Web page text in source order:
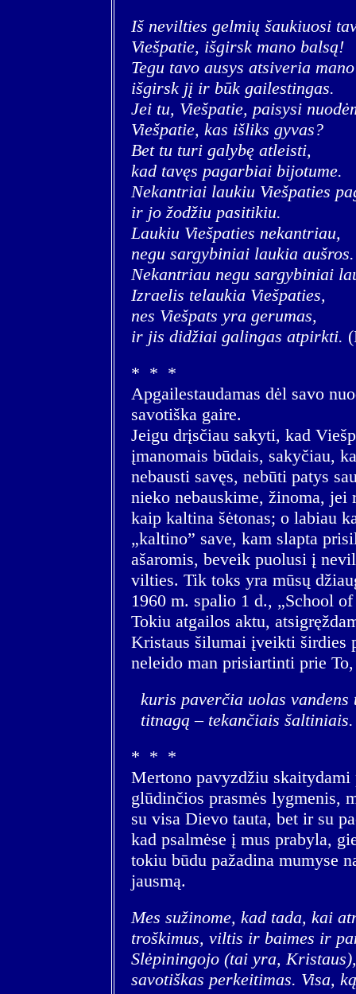
Iš nevilties gelmių šaukiuosi
Viešpatie, išgirsk mano balsą!
Tegu tavo ausys atsiveria
išgirsk jį ir būk gailestingas.
Jei tu, Viešpatie, paisysi
Viešpatie, kas išliks gyvas?
Bet tu turi galybę atleisti,
kad tavęs pagarbiai bijotume.
Nekantriai laukiu Viešpaties
ir jo žodžiu pasitikiu.
Laukiu Viešpaties nekantriau,
negu sargybiniai laukia
Nekantriau negu sargybiniai
Izraelis telaukia Viešpaties,
nes Viešpats yra gerumas,
ir jis didžiai galingas atpirkti.
* * *
Apgailestaudamas dėl savo
savotiška gaire.
Jeigu drįsčiau sakyti, kad
įmanomais būdais, sakyčiau,
nebausti savęs, nebūti patys
nieko nebauskime, žinoma,
kaip kaltina šėtonas; o labiau
„kaltino” save, kam slapta
ašaromis, beveik puolusi į
vilties. Tik toks yra mūsų
1960 m. spalio 1 d., „School
Tokiu atgailos aktu,
Kristaus šilumai įveikti širdies
neleido man prisiartinti prie To,
kuris paverčia uolas vandens
titnagą – tekančiais
* * *
Mertono pavyzdžiu
glūdinčios prasmės lygmenis,
su visa Dievo tauta, bet ir su
kad psalmėse į mus prabyla,
tokiu būdu pažadina mumyse
jausmą.
Mes sužinome, kad tada, kai
troškimus, viltis ir baimes ir
Slėpiningojo (tai yra,
savotiškas perkeitimas. Visa,